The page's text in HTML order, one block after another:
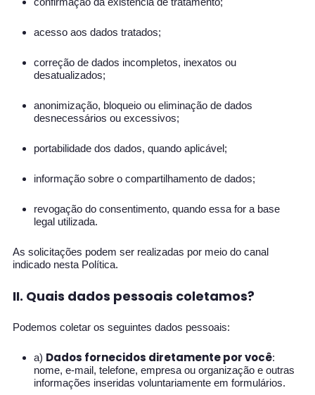
acesso aos dados tratados;
correção de dados incompletos, inexatos ou
desatualizados;
anonimização, bloqueio ou eliminação de dados
desnecessários ou excessivos;
portabilidade dos dados, quando aplicável;
informação sobre o compartilhamento de dados;
revogação do consentimento, quando essa for a base
legal utilizada.
As solicitações podem ser realizadas por meio do canal
indicado nesta Política.
II. Quais dados pessoais coletamos?
Podemos coletar os seguintes dados pessoais:
a) Dados fornecidos diretamente por você:
nome, e-mail, telefone, empresa ou organização e outras
informações inseridas voluntariamente em formulários.